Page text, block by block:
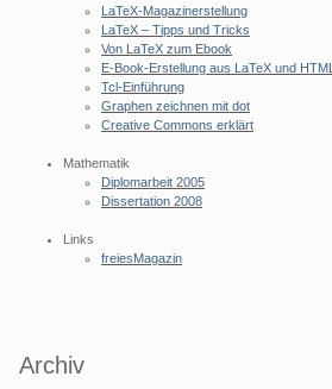
LaTeX-Magazinerstellung
LaTeX – Tipps und Tricks
Von LaTeX zum Ebook
E-Book-Erstellung aus LaTeX und HTML
Tcl-Einführung
Graphen zeichnen mit dot
Creative Commons erklärt
Mathematik
Diplomarbeit 2005
Dissertation 2008
Links
freiesMagazin
Archiv